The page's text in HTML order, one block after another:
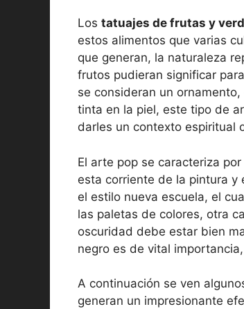
Los tatuajes de frutas y
estos alimentos que varias
que generan, la naturaleza
frutos pudieran significar
se consideran un
tinta en la piel, este tipo de
darles un contexto espiritual
El arte pop se caracteriza
esta corriente de la pintura
el estilo nueva escuela, el
las paletas de colores, otra
oscuridad debe estar bien
negro es de vital
A continuación se ven
generan un impresionante